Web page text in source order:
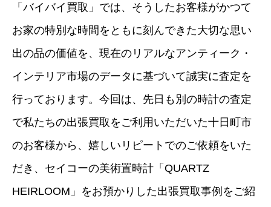
「バイバイ買取」では、そうしたお客様がかつて
お家の特別な時間をともに刻んできた大切な思い
出の品の価値を、現在のリアルなアンティーク・
インテリア市場のデータに基づいて誠実に査定を
行っております。今回は、先日も別の時計の査定
で私たちの出張買取をご利用いただいた十日町市
のお客様から、嬉しいリピートでのご依頼をいた
だき、セイコーの美術置時計「QUARTZ
HEIRLOOM」をお預かりした出張買取事例をご紹